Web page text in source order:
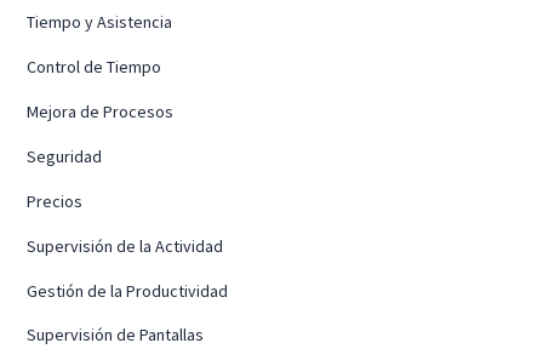
Tiempo y Asistencia
Control de Tiempo
Mejora de Procesos
Seguridad
Precios
Supervisión de la Actividad
Gestión de la Productividad
Supervisión de Pantallas